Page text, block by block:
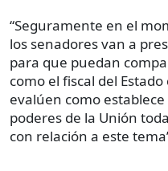
“Seguramente en el
los senadores van a
para que puedan
como el fiscal del Estado
evalúen como
poderes de la Unión
con relación a este